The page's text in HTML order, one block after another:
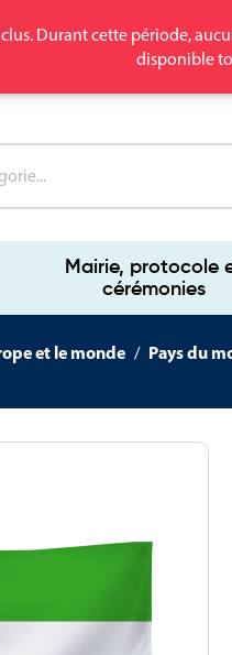
Durant cette période,
disponible
Mairie, protocole
cérémonies
et le monde Pays du